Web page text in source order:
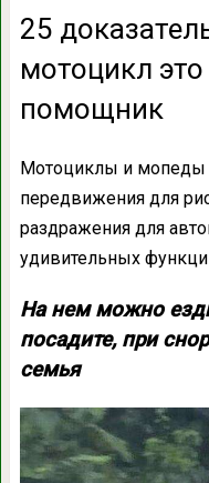
25
мотоцикл
помощник
Мотоциклы и мопеды
передвижения для
раздражения для
удивительных
На нем можно
посадите, при
семья